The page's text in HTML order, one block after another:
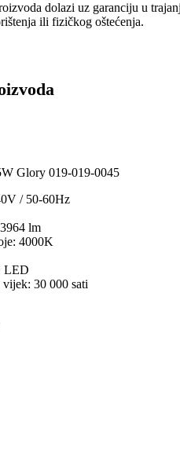
dolazi uz garanciju u
ili fizičkog oštećenja.
Glory 019-019-0045
/ 50-60Hz
lm
4000K
LED
30 000 sati